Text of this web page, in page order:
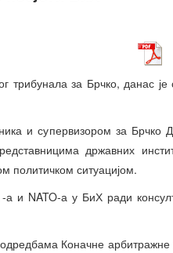
трибунала за Брчко, данас је
и супервизором за Брчко
државних
политичком ситуацијом.
и NATO-а у БиХ ради
Коначне арбитражне